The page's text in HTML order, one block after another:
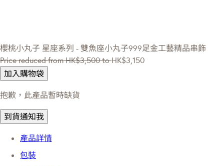
櫻桃小丸子 星座系列 - 雙魚座小丸子999足金工藝精品串飾
Price reduced fromHK$3,500 toHK$3,150
加入購物袋
抱歉，此產品暫時缺貨
到貨通知我
產品詳情
包裝